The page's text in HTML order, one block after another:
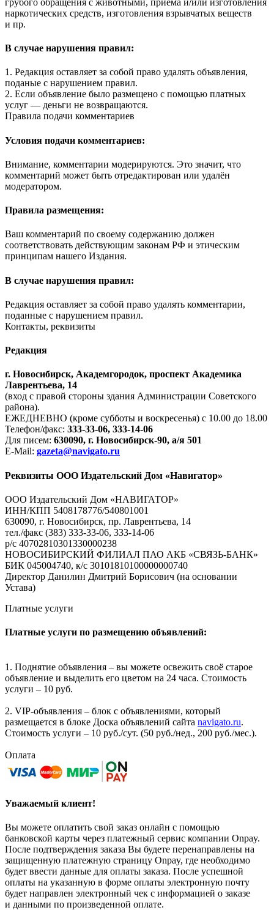
наркотических средств, изготовления взрывчатых веществ
и пр.
В случае нарушения правил:
1. Редакция оставляет за собой право удалять объявления,
поданые с нарушением правил.
2. Если объявление было размещено с помощью платных
услуг — деньги не возвращаются.
Правила подачи комментариев
Условия подачи комментариев:
Внимание, комментарии модерируются. Это значит, что
комментарий может быть отредактирован или удалён
модератором.
Правила размещения:
Ваш комментарий по своему содержанию должен
соответствовать действующим законам РФ и этическим
принципам нашего Издания.
В случае нарушения правил:
Редакция оставляет за собой право удалять комментарии,
поданные с нарушением правил.
Контакты, реквизиты
Редакция
г. Новосибирск, Академгородок, проспект Академика
Лаврентьева, 14
(вход с правой стороны здания Администрации Советского
района).
ЕЖЕДНЕВНО (кроме субботы и воскресенья) с 10.00 до 18.00
Телефон/факс: 333-33-06, 333-14-06
Для писем: 630090, г. Новосибирск-90, а/я 501
E-Mail: gazeta@navigato.ru
Реквизиты ООО Издательский Дом «Навигатор»
ООО Издательский Дом «НАВИГАТОР»
ИНН/КПП 5408178776/540801001
630090, г. Новосибирск, пр. Лаврентьева, 14
тел./факс (383) 333-33-06, 333-14-06
р/с 40702810301330000238
НОВОСИБИРСКИЙ ФИЛИАЛ ПАО АКБ «СВЯЗЬ-БАНК»
БИК 045004740, к/с 30101810100000000740
Директор Данилин Дмитрий Борисович (на основании
Устава)
Платные услуги
Платные услуги по размещению объявлений:
1. Поднятие объявления – вы можете освежить своё старое
объявление и выделить его цветом на 24 часа. Стоимость
услуги – 10 руб.
2. VIP-объявления – блок с объявлениями, который
размещается в блоке Доска объявлений сайта navigato.ru.
Стоимость услуги – 10 руб./сут. (50 руб./нед., 200 руб./мес.).
Оплата
Уважаемый клиент!
Вы можете оплатить свой заказ онлайн с помощью
банковской карты через платежный сервис компании Onpay.
После подтверждения заказа Вы будете перенаправлены на
защищенную платежную страницу Onpay, где необходимо
будет ввести данные для оплаты заказа. После успешной
оплаты на указанную в форме оплаты электронную почту
будет направлен электронный чек с информацией о заказе
и данными по произведенной оплате.